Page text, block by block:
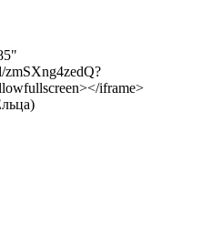
zmSXng4zedQ?
iframe>